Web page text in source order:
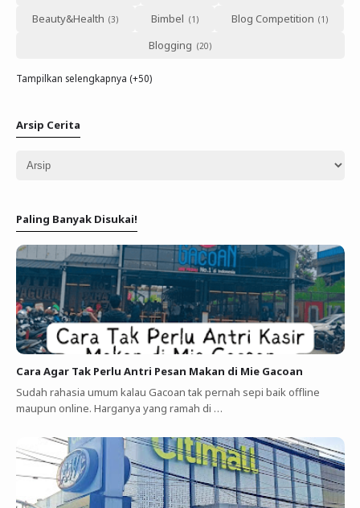
Beauty&Health
Bimbel
Blog Competition
Blogging
Tampilkan selengkapnya (+50)
Arsip Cerita
Paling Banyak Disukai!
Cara Agar Tak Perlu Antri Pesan Makan di Mie Gacoan
Sudah rahasia umum kalau Gacoan tak pernah sepi baik offline
maupun online. Harganya yang ramah di …